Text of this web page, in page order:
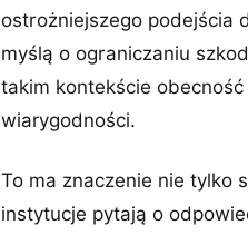
ostrożniejszego podejścia
myślą o ograniczaniu
takim kontekście
wiarygodności.
To ma znaczenie nie tylko
instytucje pytają o